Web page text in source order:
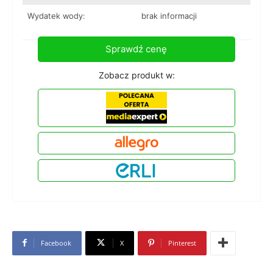
Wydatek wody: brak informacji
Sprawdź cenę
Zobacz produkt w:
Facebook X Pinterest